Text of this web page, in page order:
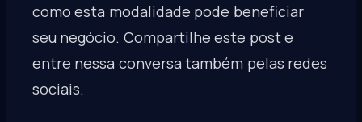
como esta modalidade pode beneficiar
seu negócio. Compartilhe este post e
entre nessa conversa também pelas redes
sociais.